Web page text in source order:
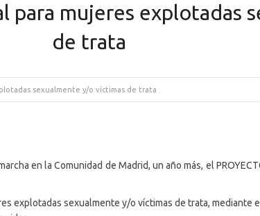
para mujeres explotadas
de trata
sexualmente y/o víctimas de trata
en la Comunidad de Madrid, un año más, el
explotadas sexualmente y/o víctimas de trata, mediante